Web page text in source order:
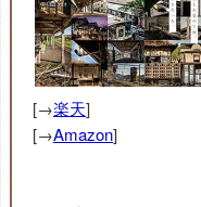
[→楽天]
[→Amazon]